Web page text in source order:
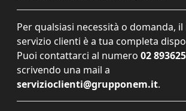
Per qualsiasi necessità o domanda,
servizio clienti è a tua completa
Puoi contattarci al numero 02
scrivendo una mail a
servizioclienti@grupponem.it.